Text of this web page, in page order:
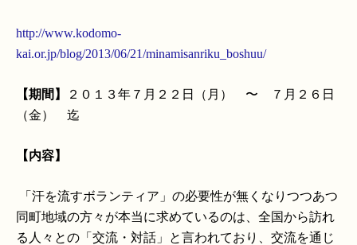
http://www.kodomo-
kai.or.jp/blog/2013/06/21/minamisanriku_boshuu/
【期間】
２０１３年７月２２日（月） 〜 ７月２６日
（金） 迄
【内容】
「汗を流すボランティア」の必要性が無くなりつつあつ
同町地域の方々が本当に求めているのは、全国から訪れ
る人々との「交流・対話」と言われており、交流を通じ